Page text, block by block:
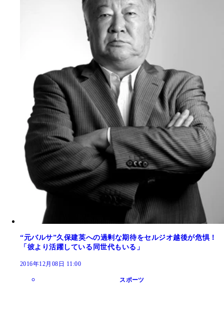
“元バルサ”久保建英への過剰な期待をセルジオ越後が危惧！
「彼より活躍している同世代もいる」
2016年12月08日 11:00
スポーツ